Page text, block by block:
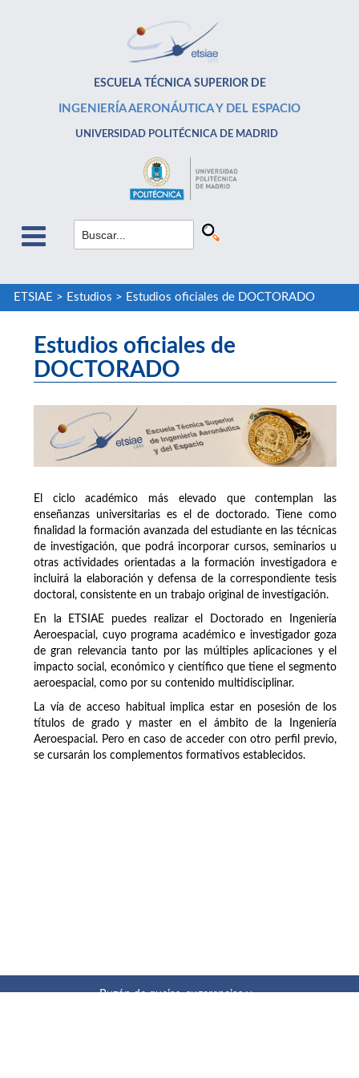
ESCUELA TÉCNICA SUPERIOR DE
INGENIERÍA AERONÁUTICA Y DEL ESPACIO
UNIVERSIDAD POLITÉCNICA DE MADRID
ETSIAE > Estudios > Estudios oficiales de DOCTORADO
Estudios oficiales de
DOCTORADO
El ciclo académico más elevado que contemplan las
enseñanzas universitarias es el de doctorado. Tiene como
finalidad la formación avanzada del estudiante en las técnicas
de investigación, que podrá incorporar cursos, seminarios u
otras actividades orientadas a la formación investigadora e
incluirá la elaboración y defensa de la correspondiente tesis
doctoral, consistente en un trabajo original de investigación.
En la ETSIAE puedes realizar el Doctorado en Ingeniería
Aeroespacial, cuyo programa académico e investigador goza
de gran relevancia tanto por las múltiples aplicaciones y el
impacto social, económico y científico que tiene el segmento
aeroespacial, como por su contenido multidisciplinar.
La vía de acceso habitual implica estar en posesión de los
títulos de grado y master en el ámbito de la Ingeniería
Aeroespacial. Pero en caso de acceder con otro perfil previo,
se cursarán los complementos formativos establecidos.
Buzón de quejas, sugerencias y